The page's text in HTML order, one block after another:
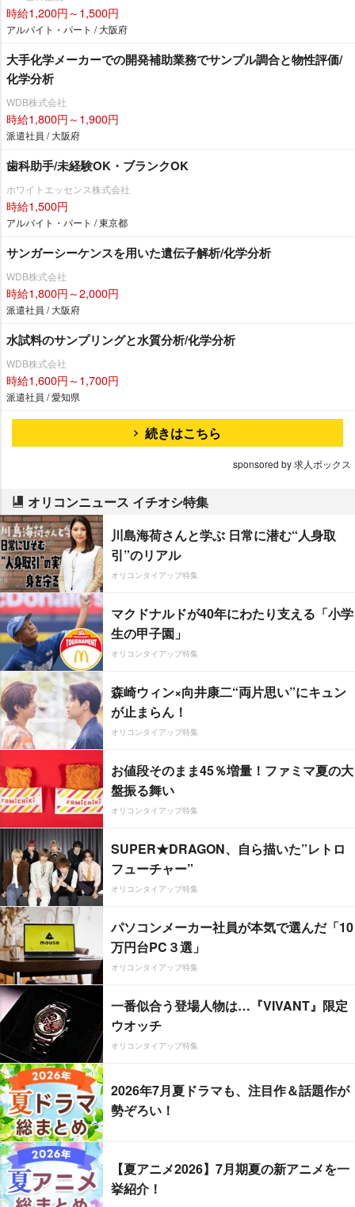
時給1,200円～1,500円
アルバイト・パート / 大阪府
大手化学メーカーでの開発補助業務でサンプル調合と物性評価/
化学分析
WDB株式会社
時給1,800円～1,900円
派遣社員 / 大阪府
歯科助手/未経験OK・ブランクOK
ホワイトエッセンス株式会社
時給1,500円
アルバイト・パート / 東京都
サンガーシーケンスを用いた遺伝子解析/化学分析
WDB株式会社
時給1,800円～2,000円
派遣社員 / 大阪府
水試料のサンプリングと水質分析/化学分析
WDB株式会社
時給1,600円～1,700円
派遣社員 / 愛知県
続きはこちら
sponsored by 求人ボックス
オリコンニュース イチオシ特集
川島海荷さんと学ぶ 日常に潜む“人身取
引”のリアル
オリコンタイアップ特集
マクドナルドが40年にわたり支える「小学
生の甲子園」
オリコンタイアップ特集
森崎ウィン×向井康二“両片思い”にキュン
が止まらん！
オリコンタイアップ特集
お値段そのまま45％増量！ファミマ夏の大
盤振る舞い
オリコンタイアップ特集
SUPER★DRAGON、自ら描いた”レトロ
フューチャー”
オリコンタイアップ特集
パソコンメーカー社員が本気で選んだ「10
万円台PC３選」
オリコンタイアップ特集
一番似合う登場人物は…『VIVANT』限定
ウオッチ
オリコンタイアップ特集
2026年7月夏ドラマも、注目作＆話題作が
勢ぞろい！
【夏アニメ2026】7月期夏の新アニメを一
挙紹介！